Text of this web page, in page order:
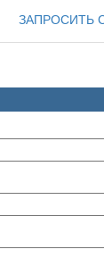
ЗАПРОСИТЬ